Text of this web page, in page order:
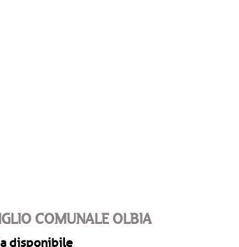
COMUNALE OLBIA
disponibile